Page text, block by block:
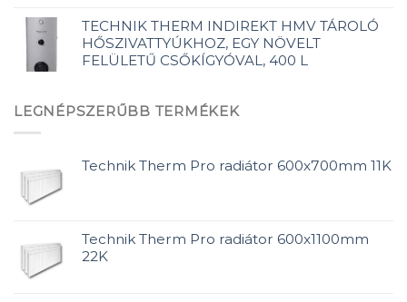
TECHNIK THERM INDIREKT HMV TÁROLÓ
HŐSZIVATTYÚKHOZ, EGY NÖVELT
FELÜLETŰ CSŐKÍGYÓVAL, 400 L
LEGNÉPSZERŰBB TERMÉKEK
Technik Therm Pro radiátor 600x700mm 11K
Technik Therm Pro radiátor 600x1100mm
22K